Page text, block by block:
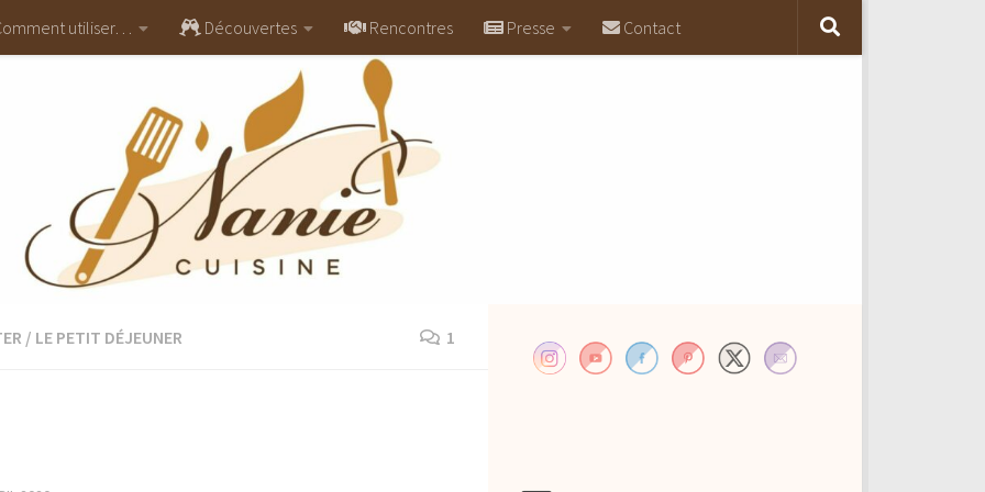
utiliser… Découvertes Rencontres Presse Contact
/ LE PETIT DÉJEUNER 1